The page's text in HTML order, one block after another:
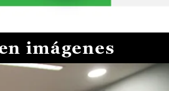
imágenes